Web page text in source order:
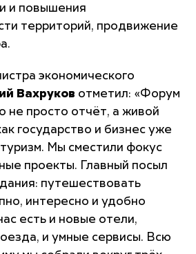
и повышения
территорий, продвижение
экономического
Вахруков отметил: «Форум
не просто отчёт, а живой
государство и бизнес уже
Мы сместили фокус
проекты. Главный посыл
путешествовать
интересно и удобно
есть и новые отели,
и умные сервисы. Всю